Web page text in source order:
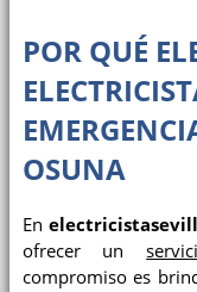
POR QUÉ
OSUNA
En
ofrecer un
compromiso es